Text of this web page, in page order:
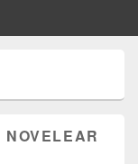
NOVELEAR